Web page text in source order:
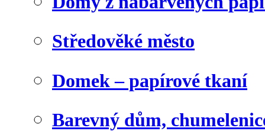
Středověké město
Domek – papírové tkaní
Barevný dům,